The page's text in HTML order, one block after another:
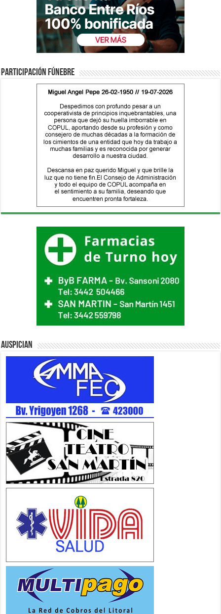
Participación fúnebre
Auspician